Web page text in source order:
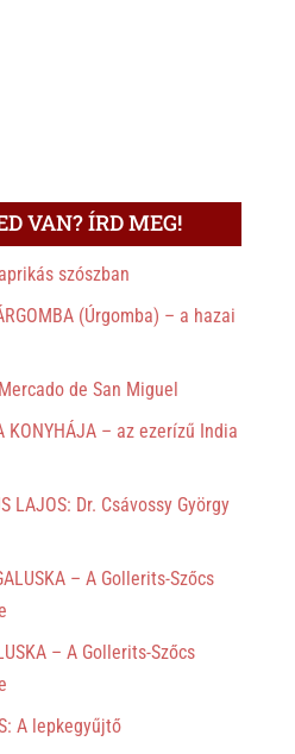
VAN? ÍRD MEG!
szószban
(Úrgomba) – a hazai
de San Miguel
KONYHÁJA – az ezerízű India
LAJOS: Dr. Csávossy György
– A Gollerits-Szőcs
– A Gollerits-Szőcs
A lepkegyűjtő